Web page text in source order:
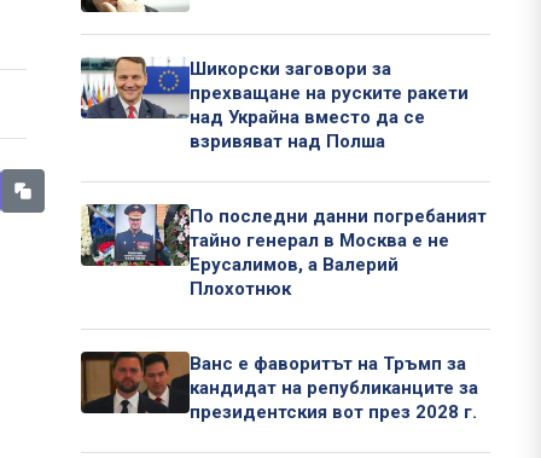
Шикорски заговори за
прехващане на руските ракети
над Украйна вместо да се
взривяват над Полша
По последни данни погребаният
тайно генерал в Москва е не
Ерусалимов, а Валерий
Плохотнюк
Ванс е фаворитът на Тръмп за
кандидат на републиканците за
президентския вот през 2028 г.